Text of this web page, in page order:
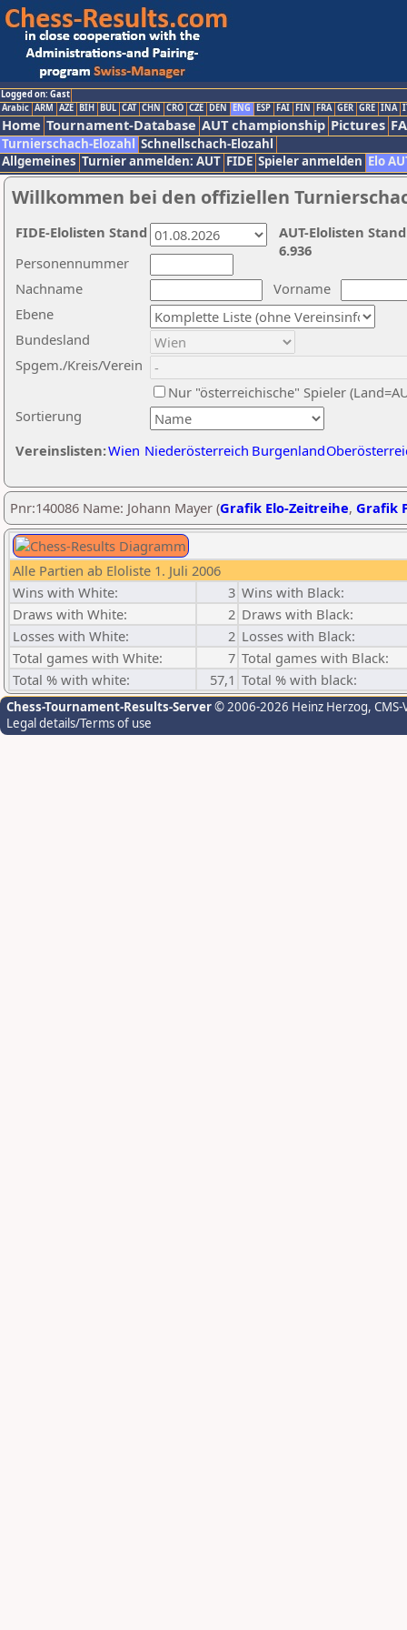
Logged on: Gast
Arabic ARM AZE BIH BUL CAT CHN CRO CZE DEN ENG ESP FAI FIN FRA GER GRE INA
Home Tournament-Database AUT championship Pictures
Turnierschach-Elozahl Schnellschach-Elozahl
Allgemeines Turnier anmelden: AUT FIDE Spieler anmelden Elo
Willkommen bei den offiziellen
Nachname
Vorname
Ebene
Sortierung
Personennummer
Bundesland
Spgem./Kreis/Verein
Nur "österreichische" Spieler
Vereinslisten:Wien Niederösterreich Burgenland
AUT-Elolisten
6.936
FIDE-Elolisten Stand
Pnr:140086 Name: Johann Mayer (Grafik Elo-Zeitreihe, Grafik
Alle Partien ab Eloliste 1. Juli 2006
Wins with White:
3 Wins with Black:
Draws with White:
2 Draws with Black:
Losses with White:
2 Losses with Black:
Total games with White:
7 Total games with Black:
Total % with white:
57,1 Total % with black:
Chess-Tournament-Results-Server© 2006-2026 Heinz Herzog,
Legal details/Terms of use